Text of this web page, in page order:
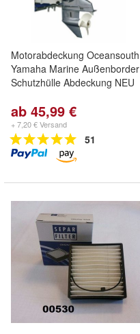
Motorabdeckung Oceansouth
Yamaha Marine Außenborder
Schutzhülle Abdeckung NEU
ab 45,99 €
+ 7,20 € Versand
51